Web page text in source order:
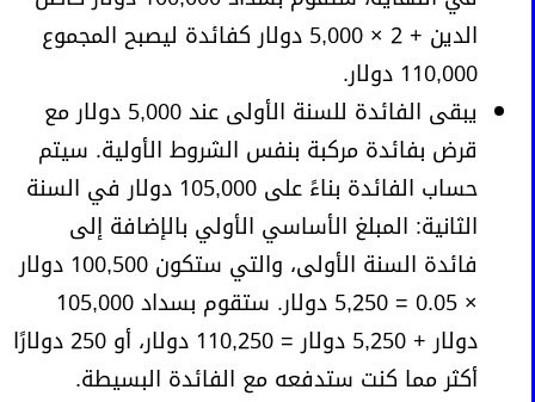
الدين + 2 × 5,000 دولار كفائدة ليصبح المجموع
110,000 دولار.
يبقى الفائدة للسنة الأولى عند 5,000 دولار مع
قرض بفائدة مركبة بنفس الشروط الأولية. سيتم
حساب الفائدة بناءً على 105,000 دولار في السنة
الثانية: المبلغ الأساسي الأولي بالإضافة إلى
فائدة السنة الأولى، والتي ستكون 100,500 دولار
× 0.05 = 5,250 دولار. ستقوم بسداد 105,000
دولار + 5,250 دولار = 110,250 دولار، أو 250 دولارًا
أكثر مما كنت ستدفعه مع الفائدة البسيطة.